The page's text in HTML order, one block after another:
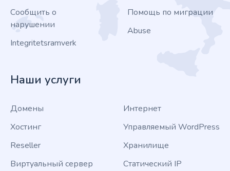
Сообщить о
нарушении
Integritetsramverk
Помощь по миграции
Abuse
Наши услуги
Домены
Хостинг
Reseller
Виртуальный сервер
Интернет
Управляемый WordPress
Хранилище
Статический IP